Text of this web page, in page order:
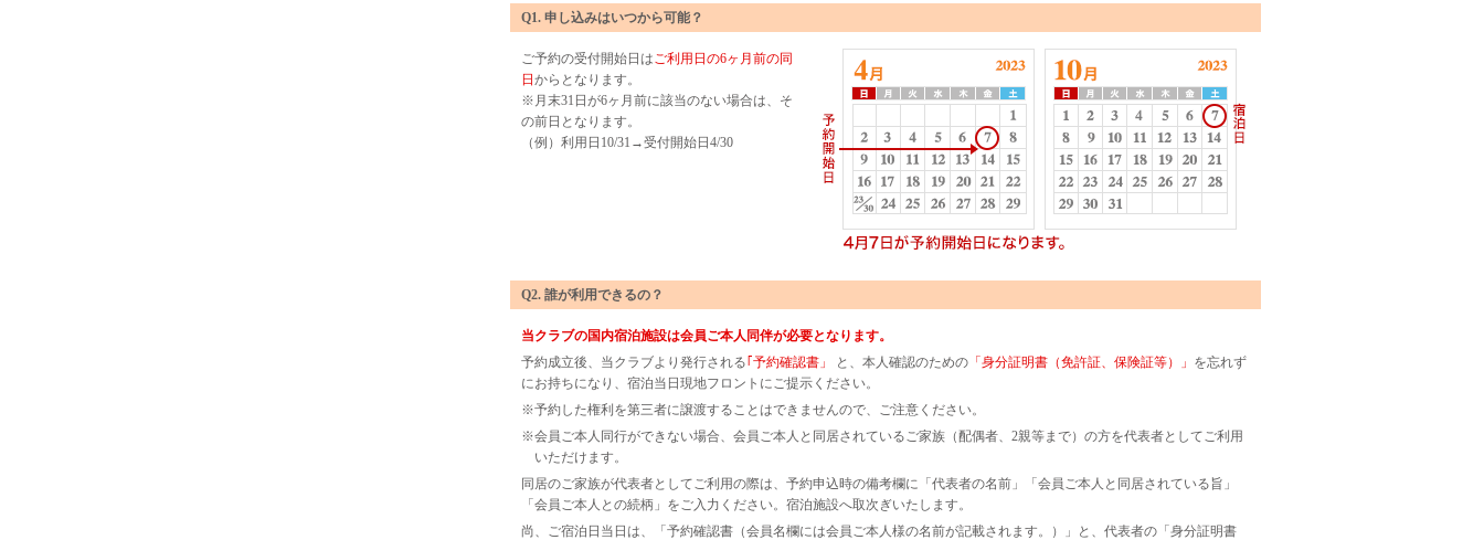
Q1. 申し込みはいつから可能？
ご予約の受付開始日はご利用日の6ヶ月前の同
日 からとなります。
※月末31日が6ヶ月前に該当のない場合は、そ
の前日となります。
（例）利用日10/31→受付開始日4/30
Q2. 誰が利用できるの？
当クラブの国内宿泊施設は会員ご本人同伴が必要となります。
予約成立後、当クラブより発行される｢予約確認書」 と、本人確認のための 「身分証明書（免許証、保険証等）」 を忘れず
にお持ちになり、宿泊当日現地フロントにご提示ください。
※予約した権利を第三者に譲渡することはできませんので、ご注意ください。
※会員ご本人同行ができない場合、会員ご本人と同居されているご家族（配偶者、2親等まで）の方を代表者としてご利用
いただけます。
同居のご家族が代表者としてご利用の際は、予約申込時の備考欄に「代表者の名前」「会員ご本人と同居されている旨」
「会員ご本人との続柄」をご入力ください。宿泊施設へ取次ぎいたします。
尚、ご宿泊日当日は、「予約確認書（会員名欄には会員ご本人様の名前が記載されます。）」と、代表者の「身分証明書